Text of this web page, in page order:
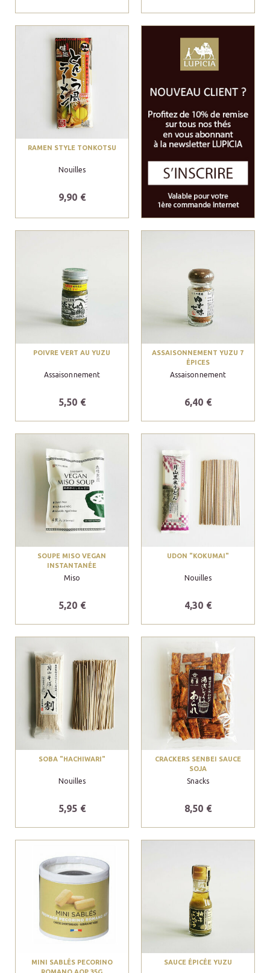
RAMEN STYLE TONKOTSU
Nouilles
9,90 €
POIVRE VERT AU YUZU
Assaisonnement
5,50 €
ASSAISONNEMENT YUZU 7
ÉPICES
Assaisonnement
6,40 €
SOUPE MISO VEGAN
INSTANTANÉE
Miso
5,20 €
UDON "KOKUMAI"
Nouilles
4,30 €
SOBA "HACHIWARI"
Nouilles
5,95 €
CRACKERS SENBEI SAUCE
SOJA
Snacks
8,50 €
MINI SABLÉS PECORINO
SAUCE ÉPICÉE YUZU